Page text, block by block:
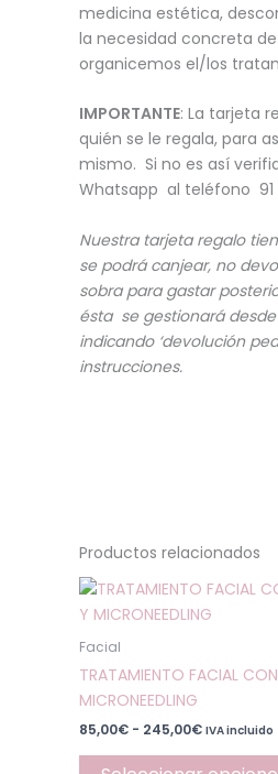
medicina estética,
la necesidad concreta
organicemos el/los
IMPORTANTE: La tarjeta
quién se le regala, para
mismo. Si no es así
Whatsapp al teléfono 91
Nuestra tarjeta regalo
se podrá canjear, no
sobra para gastar
ésta se gestionará
indicando ‘devolución
instrucciones.
Productos relacionados
Facial
TRATAMIENTO FACIAL
MICRONEEDLING
85,00€ - 245,00€
Rango
precios:
hasta
IVA incluido